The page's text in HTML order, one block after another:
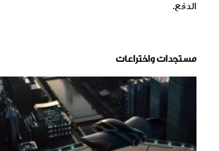
الدفع.
مستجدات واختراعات